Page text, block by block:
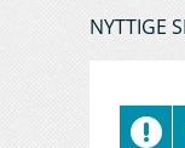
NYTTIGE